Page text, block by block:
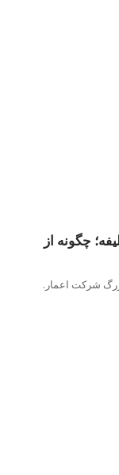
چگونه از
شرکت اعمار.